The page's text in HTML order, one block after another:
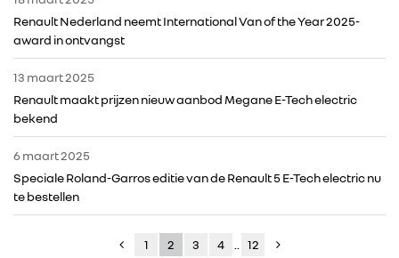
Renault Nederland neemt International Van of the Year 2025-
award in ontvangst
13 maart 2025
Renault maakt prijzen nieuw aanbod Megane E-Tech electric
bekend
6 maart 2025
Speciale Roland-Garros editie van de Renault 5 E-Tech electric nu
te bestellen
1 2 3 4 12